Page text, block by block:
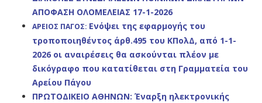
ΑΠΟΦΑΣΗ ΟΛΟΜΕΛΕΙΑΣ 17-1-2026
ΑΡΕΙΟΣ ΠΑΓΟΣ: Ενόψει της εφαρμογής του
τροποποιηθέντος άρθ.495 του ΚΠολΔ, από 1-1-
2026 οι αναιρέσεις θα ασκούνται πλέον με
δικόγραφο που κατατίθεται στη Γραμματεία του
Αρείου Πάγου
ΠΡΩΤΟΔΙΚΕΙΟ ΑΘΗΝΩΝ: Έναρξη ηλεκτρονικής